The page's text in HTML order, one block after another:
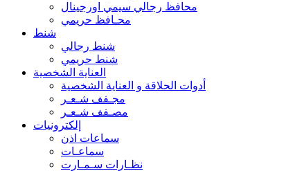
محافظ رجالي سيمي اورجينال
محـافظ حريمي
شنط
شنط رجالي
شنط حريمي
العناية الشخصية
أدوات الحلاقة و العناية الشخصية
مجـفف شـعـر
مصـفف شـعـر
إلكترونيات
سماعات اذن
سماعـات
نظـارات سـمـارت